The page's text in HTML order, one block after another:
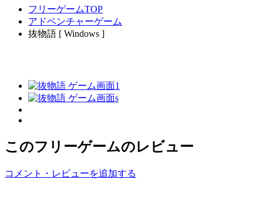
フリーゲームTOP
アドベンチャーゲーム
抜物語 [ Windows ]
このフリーゲームのレビュー
コメント・レビューを追加する